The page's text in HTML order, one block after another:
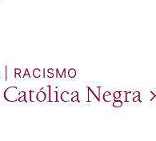
RACISMO
Negra